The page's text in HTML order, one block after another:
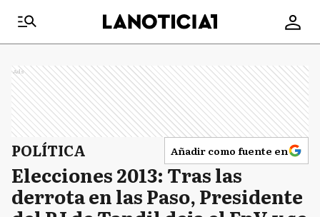
Ads
POLÍTICA Añadir como fuente en
Elecciones 2013: Tras las
derrota en las Paso, Presidente